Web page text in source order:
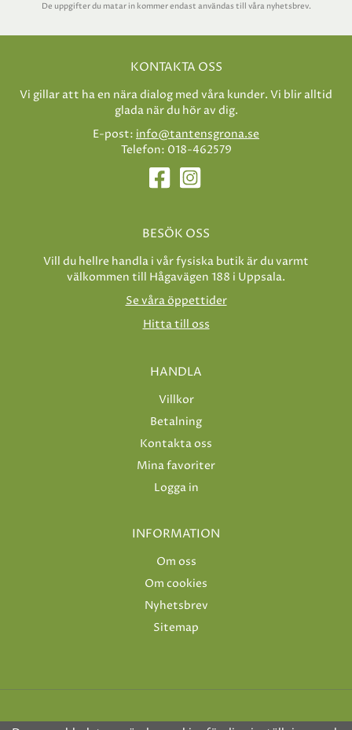
De uppgifter du matar in kommer endast användas till våra nyhetsbrev.
KONTAKTA OSS
Vi gillar att ha en nära dialog med våra kunder. Vi blir alltid
glada när du hör av dig.
E-post: info@tantensgrona.se
Telefon: 018-462579
BESÖK OSS
Vill du hellre handla i vår fysiska butik är du varmt
välkommen till Hågavägen 188 i Uppsala.
Se våra öppettider
Hitta till oss
HANDLA
Villkor
Betalning
Kontakta oss
Mina favoriter
Logga in
INFORMATION
Om oss
Om cookies
Nyhetsbrev
Sitemap